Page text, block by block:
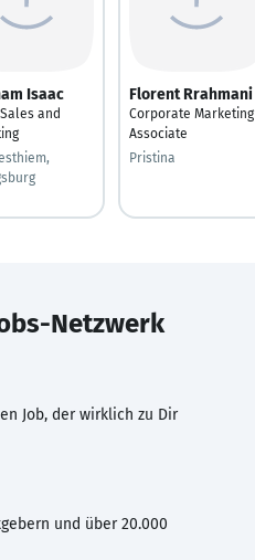
Isaac
and
Florent Rrahmani
Corporate Marketing
Associate
Pristina
Netzwerk
Job, der wirklich zu Dir
und über 20.000